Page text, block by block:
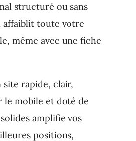
structuré ou sans
affaiblit toute votre
même avec une fiche
site rapide, clair,
le mobile et doté de
amplifie vos
positions,